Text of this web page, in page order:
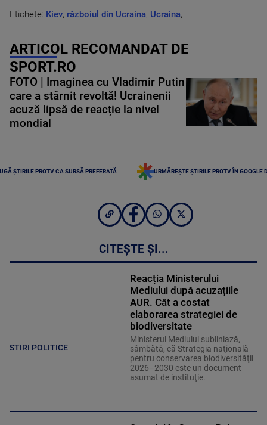
Etichete: Kiev, războiul din Ucraina, Ucraina,
ARTICOL RECOMANDAT DE
SPORT.RO
FOTO | Imaginea cu Vladimir Putin
care a stârnit revoltă! Ucrainenii
acuză lipsă de reacție la nivel
mondial
ȘTIRILE PROTV CA SURSĂ PREFERATĂ URMĂREȘTE ȘTIRILE PROTV ÎN GOOGLE
CITEȘTE ȘI...
STIRI POLITICE
Reacția Ministerului
Mediului după acuzațiile
AUR. Cât a costat
elaborarea strategiei de
biodiversitate
Ministerul Mediului subliniază,
sâmbătă, că Strategia naţională
pentru conservarea biodiversităţii
2026–2030 este un document
asumat de instituţie.